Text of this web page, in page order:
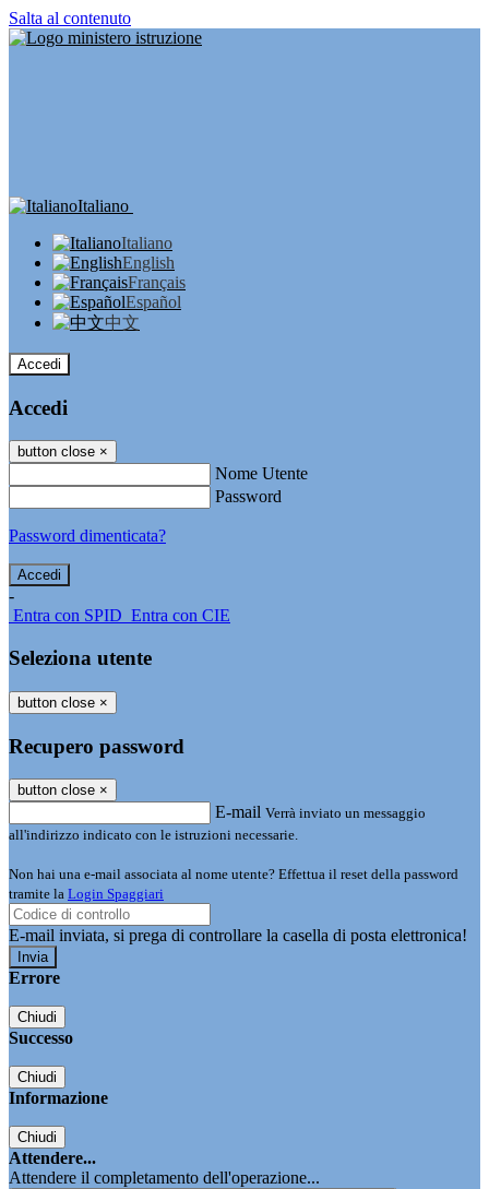
Salta al contenuto
Italiano
Italiano
English
Français
Español
中文
Accedi
Accedi
button close ×
Nome Utente
Password
Password dimenticata?
-
Entra con SPID Entra con CIE
Seleziona utente
button close ×
Recupero password
button close ×
E-mail Verrà inviato un messaggio
all'indirizzo indicato con le istruzioni necessarie.
Non hai una e-mail associata al nome utente? Effettua il reset della password
tramite la Login Spaggiari
E-mail inviata, si prega di controllare la casella di posta elettronica!
Errore
Chiudi
Successo
Chiudi
Informazione
Chiudi
Attendere...
Attendere il completamento dell'operazione...